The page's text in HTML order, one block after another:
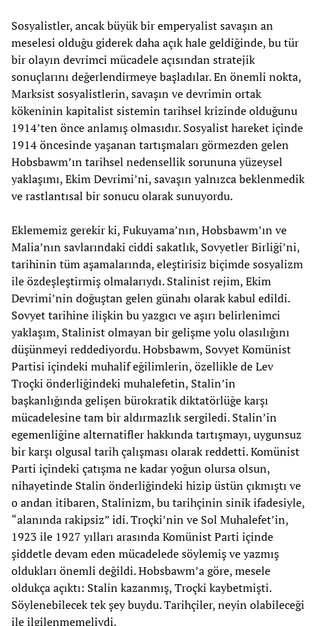
Sosyalistler, ancak büyük bir emperyalist savaşın an
meselesi olduğu giderek daha açık hale geldiğinde, bu tür
bir olayın devrimci mücadele açısından stratejik
sonuçlarını değerlendirmeye başladılar. En önemli nokta,
Marksist sosyalistlerin, savaşın ve devrimin ortak
kökeninin kapitalist sistemin tarihsel krizinde olduğunu
1914’ten önce anlamış olmasıdır. Sosyalist hareket içinde
1914 öncesinde yaşanan tartışmaları görmezden gelen
Hobsbawm’ın tarihsel nedensellik sorununa yüzeysel
yaklaşımı, Ekim Devrimi’ni, savaşın yalnızca beklenmedik
ve rastlantısal bir sonucu olarak sunuyordu.
Eklememiz gerekir ki, Fukuyama’nın, Hobsbawm’ın ve
Malia’nın savlarındaki ciddi sakatlık, Sovyetler Birliği’ni,
tarihinin tüm aşamalarında, eleştirisiz biçimde sosyalizm
ile özdeşleştirmiş olmalarıydı. Stalinist rejim, Ekim
Devrimi’nin doğuştan gelen günahı olarak kabul edildi.
Sovyet tarihine ilişkin bu yazgıcı ve aşırı belirlenimci
yaklaşım, Stalinist olmayan bir gelişme yolu olasılığını
düşünmeyi reddediyordu. Hobsbawm, Sovyet Komünist
Partisi içindeki muhalif eğilimlerin, özellikle de Lev
Troçki önderliğindeki muhalefetin, Stalin’in
başkanlığında gelişen bürokratik diktatörlüğe karşı
mücadelesine tam bir aldırmazlık sergiledi. Stalin’in
egemenliğine alternatifler hakkında tartışmayı, uygunsuz
bir karşı olgusal tarih çalışması olarak reddetti. Komünist
Parti içindeki çatışma ne kadar yoğun olursa olsun,
nihayetinde Stalin önderliğindeki hizip üstün çıkmıştı ve
o andan itibaren, Stalinizm, bu tarihçinin sinik ifadesiyle,
“alanında rakipsiz” idi. Troçki’nin ve Sol Muhalefet’in,
1923 ile 1927 yılları arasında Komünist Parti içinde
şiddetle devam eden mücadelede söylemiş ve yazmış
oldukları önemli değildi. Hobsbawm’a göre, mesele
oldukça açıktı: Stalin kazanmış, Troçki kaybetmişti.
Söylenebilecek tek şey buydu. Tarihçiler, neyin olabileceği
ile ilgilenmemeliydi.